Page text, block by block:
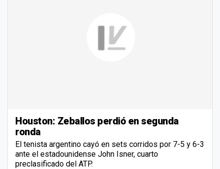
Houston: Zeballos perdió en segunda
ronda
El tenista argentino cayó en sets corridos por 7-5 y 6-3
ante el estadounidense John Isner, cuarto
preclasificado del ATP.